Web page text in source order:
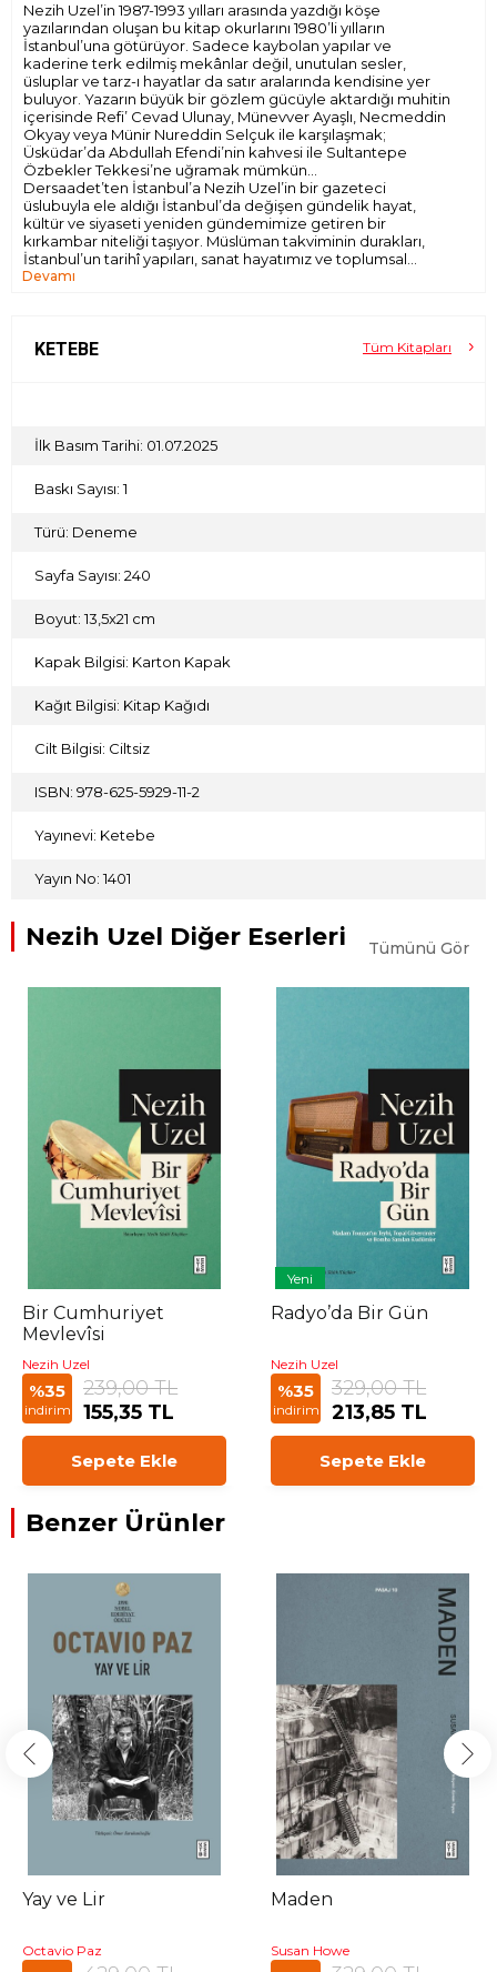
Nezih Uzel’in 1987-1993 yılları arasında yazdığı köşe
yazılarından oluşan bu kitap okurlarını 1980’li yılların
İstanbul’una götürüyor. Sadece kaybolan yapılar ve
kaderine terk edilmiş mekânlar değil, unutulan sesler,
üsluplar ve tarz-ı hayatlar da satır aralarında kendisine yer
buluyor. Yazarın büyük bir gözlem gücüyle aktardığı muhitin
içerisinde Refi’ Cevad Ulunay, Münevver Ayaşlı, Necmeddin
Okyay veya Münir Nureddin Selçuk ile karşılaşmak;
Üsküdar’da Abdullah Efendi’nin kahvesi ile Sultantepe
Özbekler Tekkesi’ne uğramak mümkün…
Dersaadet’ten İstanbul’a Nezih Uzel’in bir gazeteci
üslubuyla ele aldığı İstanbul’da değişen gündelik hayat,
kültür ve siyaseti yeniden gündemimize getiren bir
kırkambar niteliği taşıyor. Müslüman takviminin durakları,
İstanbul’un tarihî yapıları, sanat hayatımız ve toplumsal
bellek bu kırkambardan zamanın tozunu silkeleyerek, yeni
sorgulayıcı bir kalem Uzel’in günlük yazılarında öne çıkıyor.
Devamı
KETEBE Tüm Kitapları
İlk Basım Tarihi: 01.07.2025
Baskı Sayısı: 1
Türü: Deneme
Sayfa Sayısı: 240
Boyut: 13,5x21 cm
Kapak Bilgisi: Karton Kapak
Kağıt Bilgisi: Kitap Kağıdı
Cilt Bilgisi: Ciltsiz
ISBN: 978-625-5929-11-2
Yayınevi: Ketebe
Yayın No: 1401
Nezih Uzel Diğer Eserleri Tümünü Gör
Bir Cumhuriyet
Mevlevîsi
Nezih Uzel
%35
indirim
239,00 TL
155,35 TL
Sepete Ekle
Yeni
Radyo’da Bir Gün
Nezih Uzel
%35
indirim
329,00 TL
213,85 TL
Sepete Ekle
Benzer Ürünler
Yay ve Lir
Octavio Paz
Maden
Susan Howe